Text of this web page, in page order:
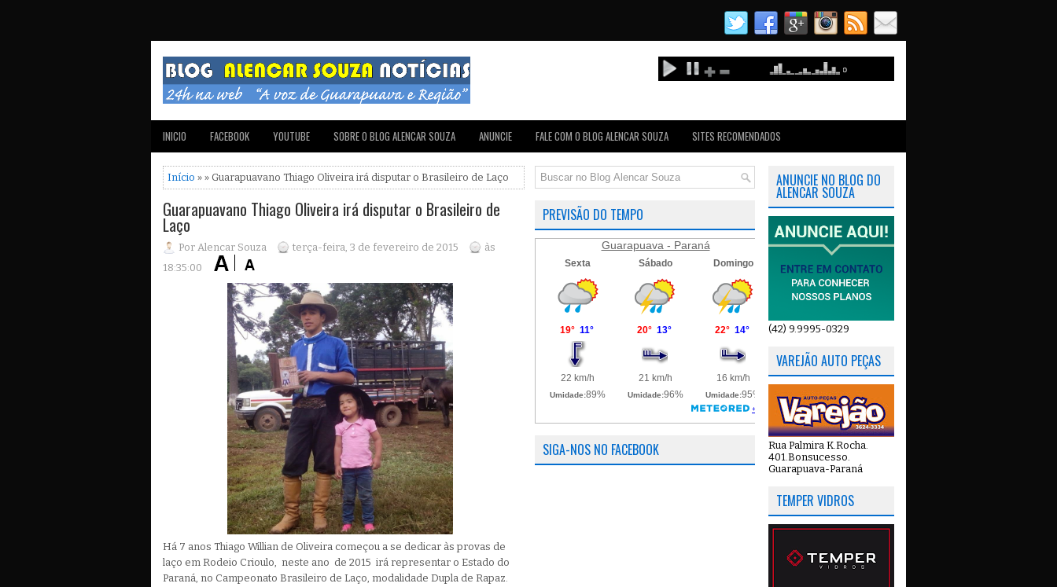
INICIO FACEBOOK YOUTUBE SOBRE O BLOG ALENCAR SOUZA ANUNCIE FALE COM O BLOG ALENCAR SOUZA SITES RECOMENDADOS
Início » » Guarapuavano Thiago Oliveira irá disputar o Brasileiro de Laço
Guarapuavano Thiago Oliveira irá disputar o Brasileiro de
Laço
Por Alencar Souza terça-feira, 3 de fevereiro de 2015
às
18:35:00
Há 7 anos Thiago Willian de Oliveira começou a se dedicar às provas de
laço em Rodeio Crioulo, neste ano de 2015 irá representar o Estado do
Paraná, no Campeonato Brasileiro de Laço, modalidade Dupla de Rapaz.
PREVISÃO DO TEMPO
Guarapuava - Paraná
SIGA-NOS NO FACEBOOK
ANUNCIE NO BLOG DO
ALENCAR SOUZA
(42) 9.9995-0329
VAREJÃO AUTO PEÇAS
Rua Palmira K.Rocha.
401.Bonsucesso.
Guarapuava-Paraná
TEMPER VIDROS